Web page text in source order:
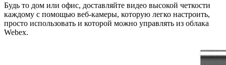
Будь то дом или офис, доставляйте видео высокой четкости
каждому с помощью веб-камеры, которую легко настроить,
просто использовать и которой можно управлять из облака
Webex.